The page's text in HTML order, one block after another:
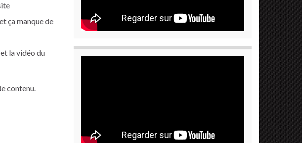
ça manque de
la vidéo du
contenu.